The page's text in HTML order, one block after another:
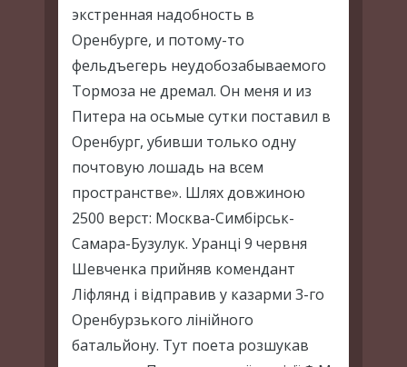
экстренная надобность в
Оренбурге, и потому-то
фельдъегерь неудобозабываемого
Тормоза не дремал. Он меня и из
Питера на осьмые сутки поставил в
Оренбург, убивши только одну
почтовую лошадь на всем
пространстве». Шлях довжиною
2500 верст: Москва-Симбірськ-
Самара-Бузулук. Уранці 9 червня
Шевченка прийняв комендант
Ліфлянд і відправив у казарми 3-го
Оренбурзького лінійного
батальйону. Тут поета розшукав